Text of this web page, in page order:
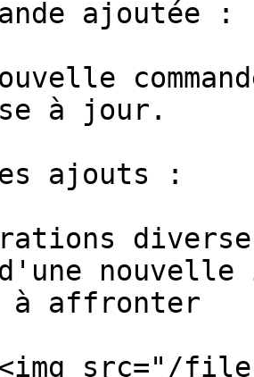
ajoutée :
à jour.
ajouts :
nouvelle
à affronter
src="/files/